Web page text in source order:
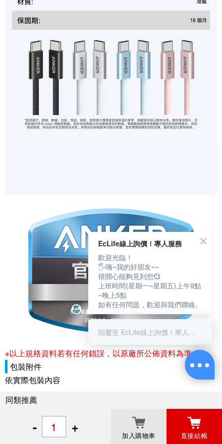
- + 加入購物車 直接結帳
※以上規格資料若有任何錯誤，以原廠所公佈資料為準。
包裝附件
依實際包裝內容
同類推薦
EcLife線上詢價！專人服務
歡迎光臨！
🖐嗨~我的好朋友~~
很開心能夠見到您💞
上班時間(星期一~星期五)上午9點
~晚上5點
如有任何問題，歡迎與我們聯絡。
回覆至 EcLife線上詢價！專人服務